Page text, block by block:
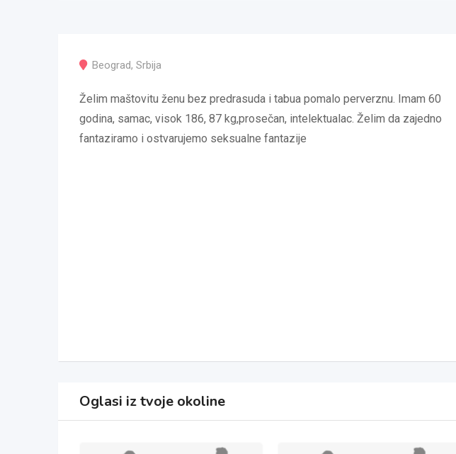
Beograd, Srbija
Želim maštovitu ženu bez predrasuda i tabua pomalo perverznu. Imam 60
godina, samac, visok 186, 87 kg,prosečan, intelektualac. Želim da zajedno
fantaziramo i ostvarujemo seksualne fantazije
Oglasi iz tvoje okoline